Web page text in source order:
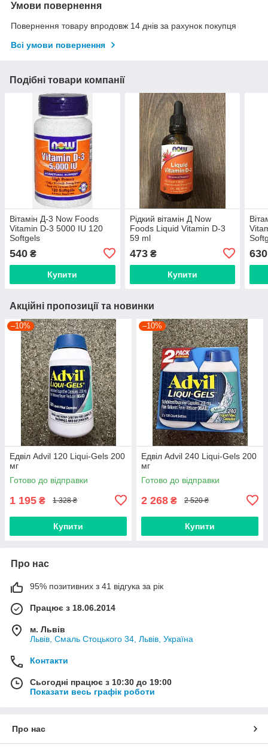
Умови повернення
Повернення товару впродовж 14 днів за рахунок покупця
Всі умови повернення
Подібні товари компанії
Вітамін Д-3 Now Foods
Vitamin D-3 5000 IU 120
Softgels
540 ₴
Купити
Рідкий вітамін Д Now
Foods Liquid Vitamin D-3
59 ml
473₴
Купити
630
Акційні пропозиції та новинки
–10%
Едвіл Advil 120 Liqui-Gels 200
мг
Готово до відправки
1 195 ₴ 1 328 ₴
Купити
–10%
Едвіл Advil 240 Liqui-Gels 200
мг
Готово до відправки
2 268 ₴ 2 520 ₴
Купити
Про нас
95% позитивних з 41 відгука за рік
Працює з 18.06.2014
м. Львів
Львів, Смаль Стоцького 34, Львів, Україна
Контакти
Сьогодні працює з 10:30 до 19:00
Показати весь графік роботи
Про нас